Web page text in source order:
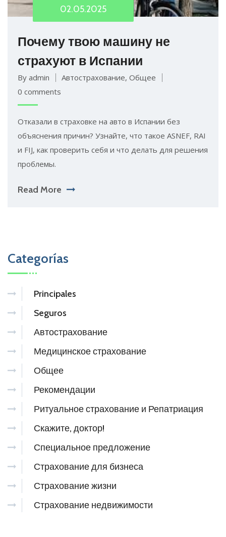
02.05.2025
Почему твою машину не
страхуют в Испании
By admin Автострахование, Общее
0 comments
Отказали в страховке на авто в Испании без
объяснения причин? Узнайте, что такое ASNEF, RAI
и FIJ, как проверить себя и что делать для решения
проблемы.
Read More
Categorías
Principales
Seguros
Автострахование
Медицинское страхование
Общее
Рекомендации
Ритуальное страхование и Репатриация
Скажите, доктор!
Специальное предложение
Страхование для бизнеса
Страхование жизни
Страхование недвижимости